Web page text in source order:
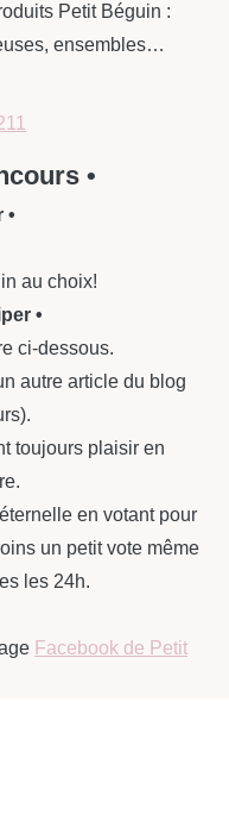
Petit Béguin :
ensembles…
•
•
au choix!
•
ci-dessous.
autre article du blog
toujours plaisir en
en votant pour
un petit vote même
les 24h.
Facebook de Petit